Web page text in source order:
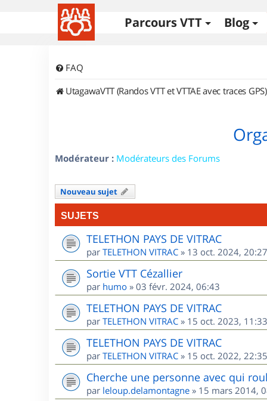
Parcours VTT Blog
FAQ
UtagawaVTT (Randos VTT et VTTAE avec traces GPS)
Modérateur : Modérateurs des Forums
Nouveau sujet
SUJETS
TELETHON PAYS DE VITRAC
par TELETHON VITRAC » 13 oct. 2024, 20:27
Sortie VTT Cézallier
par humo » 03 févr. 2024, 06:43
TELETHON PAYS DE VITRAC
par TELETHON VITRAC » 15 oct. 2023, 11:33
TELETHON PAYS DE VITRAC
par TELETHON VITRAC » 15 oct. 2022, 22:35
Cherche une personne avec qui
par leloup.delamontagne » 15 mars 2014,